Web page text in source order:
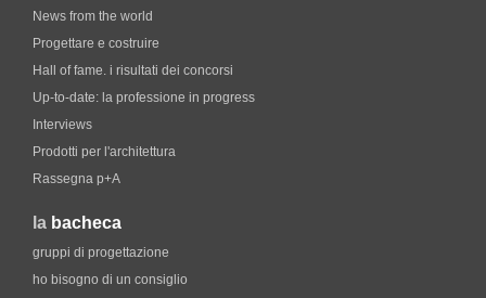
News from the world
Progettare e costruire
Hall of fame. i risultati dei concorsi
Up-to-date: la professione in progress
Interviews
Prodotti per l'architettura
Rassegna p+A
la bacheca
gruppi di progettazione
ho bisogno di un consiglio